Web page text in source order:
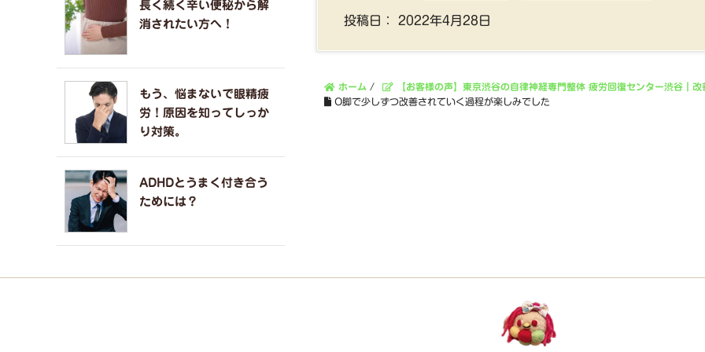
投稿日： 2022年4月28日
ホーム / 【お客様の声】東京渋谷の自律神経専門整体 疲労回復センター渋谷｜
O脚で少しずつ改善されていく過程が楽しみでした
長く続く辛い便秘から解
消されたい方へ！
もう、悩まないで眼精疲
労！原因を知ってしっか
り対策。
ADHDとうまく付き合う
ためには？